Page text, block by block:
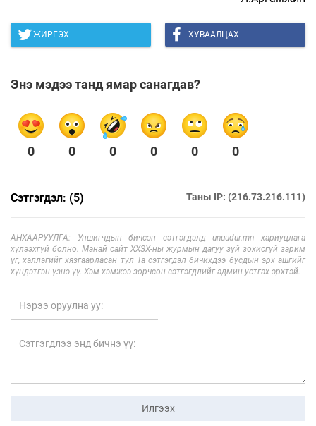
ЖИРГЭХ ХУВААЛЦАХ
Энэ мэдээ танд ямар санагдав?
0 0 0 0 0 0
Сэтгэгдэл: (5) Таны IP: (216.73.216.111)
АНХААРУУЛГА: Уншигчдын бичсэн сэтгэгдэлд unuudur.mn хариуцлага
хүлээхгүй болно. Манай сайт ХХЗХ-ны журмын дагуу зүй зохисгүй зарим
үг, хэллэгийг хязгаарласан тул Та сэтгэгдэл бичихдээ бусдын эрх ашгийг
хүндэтгэн үзнэ үү. Хэм хэмжээ зөрчсөн сэтгэгдлийг админ устгах эрхтэй.
Илгээх